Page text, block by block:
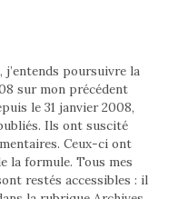
j’entends poursuivre la
sur mon précédent
le 31 janvier 2008,
Ils ont suscité
Ceux-ci ont
la formule. Tous mes
restés accessibles : il